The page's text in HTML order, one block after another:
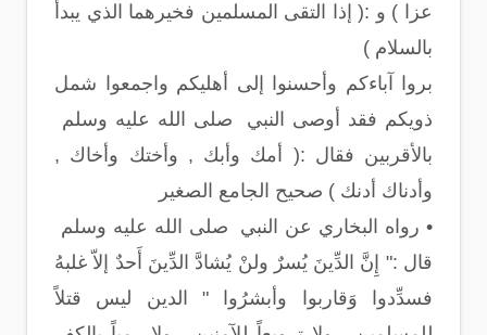
عزا ) و :( إذا التقى المسلمين فخيرهما الذي يبدأ
بالسلام )
بروا آباءكم وأحسنوا إلى أهليكم واجمعوا شمل
ذويكم فقد أوصى النبي صلى الله عليه وسلم
بالأقربين فقال :( أمك وأبك , وأختك وأخاك ,
وأدناك أدنك ) صحيح الجامع الصغير
• رواه البخاري عن النبي صلى الله عليه وسلم
قال :" إِنَّ الدِّينَ يُسرٌ ولنْ يُشادَّ الدِّينَ أَحدٌ إلاّ غلبهُ
فسدِّدوا وَقاربوا وأبشرُوا " الدين ليس قتلاً